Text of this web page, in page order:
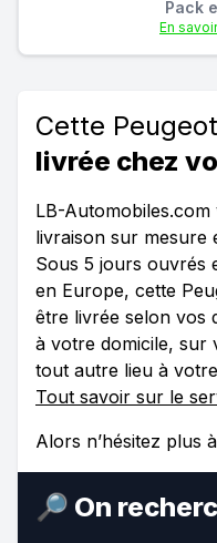
Pack
En
Cette
livrée chez
LB-
livraison sur mesure
Sous 5 jours ouvrés
en Europe, cette
être livrée selon vos
à votre domicile, sur
tout autre lieu à
Tout savoir sur le
Alors n’hésitez plus
🔎 On